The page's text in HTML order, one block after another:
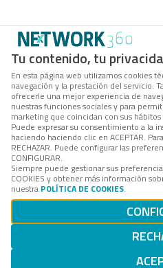
Tu contenido, tu
En esta página web utilizamos cookies
navegación y la prestación del servicio.
ofrecerle una mejor experiencia de
nuestras funciones sociales y para
marketing que coincidan con sus
Puede expresar su consentimiento a la
haciendo haciendo clic en ACEPTAR.
RECHAZAR. Puede configurar las
CONFIGURAR.
Siempre puede gestionar sus
COOKIES y obtener más información
nuestra POLÍTICA DE COOKIES.